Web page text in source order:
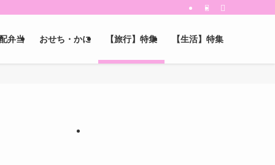
弁当 おせち・かに 【旅行】特集 【生活】特集